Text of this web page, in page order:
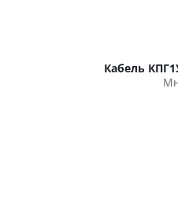
Кабель